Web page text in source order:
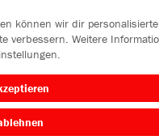
der DJK
können wir dir personalisierte
verbessern. Weitere